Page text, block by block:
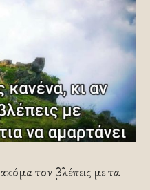
τον βλέπεις με τα